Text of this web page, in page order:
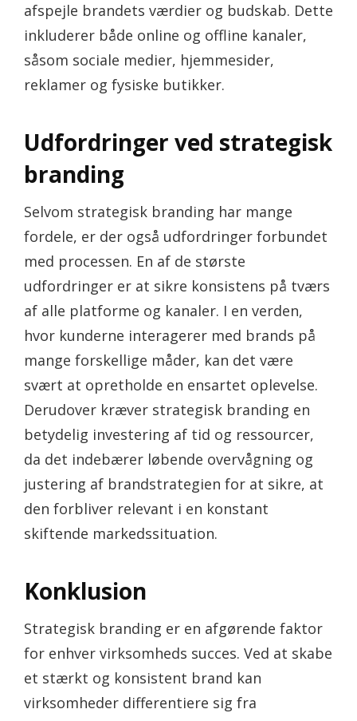
afspejle brandets værdier og budskab. Dette
inkluderer både online og offline kanaler,
såsom sociale medier, hjemmesider,
reklamer og fysiske butikker.
Udfordringer ved strategisk
branding
Selvom strategisk branding har mange
fordele, er der også udfordringer forbundet
med processen. En af de største
udfordringer er at sikre konsistens på tværs
af alle platforme og kanaler. I en verden,
hvor kunderne interagerer med brands på
mange forskellige måder, kan det være
svært at opretholde en ensartet oplevelse.
Derudover kræver strategisk branding en
betydelig investering af tid og ressourcer,
da det indebærer løbende overvågning og
justering af brandstrategien for at sikre, at
den forbliver relevant i en konstant
skiftende markedssituation.
Konklusion
Strategisk branding er en afgørende faktor
for enhver virksomheds succes. Ved at skabe
et stærkt og konsistent brand kan
virksomheder differentiere sig fra